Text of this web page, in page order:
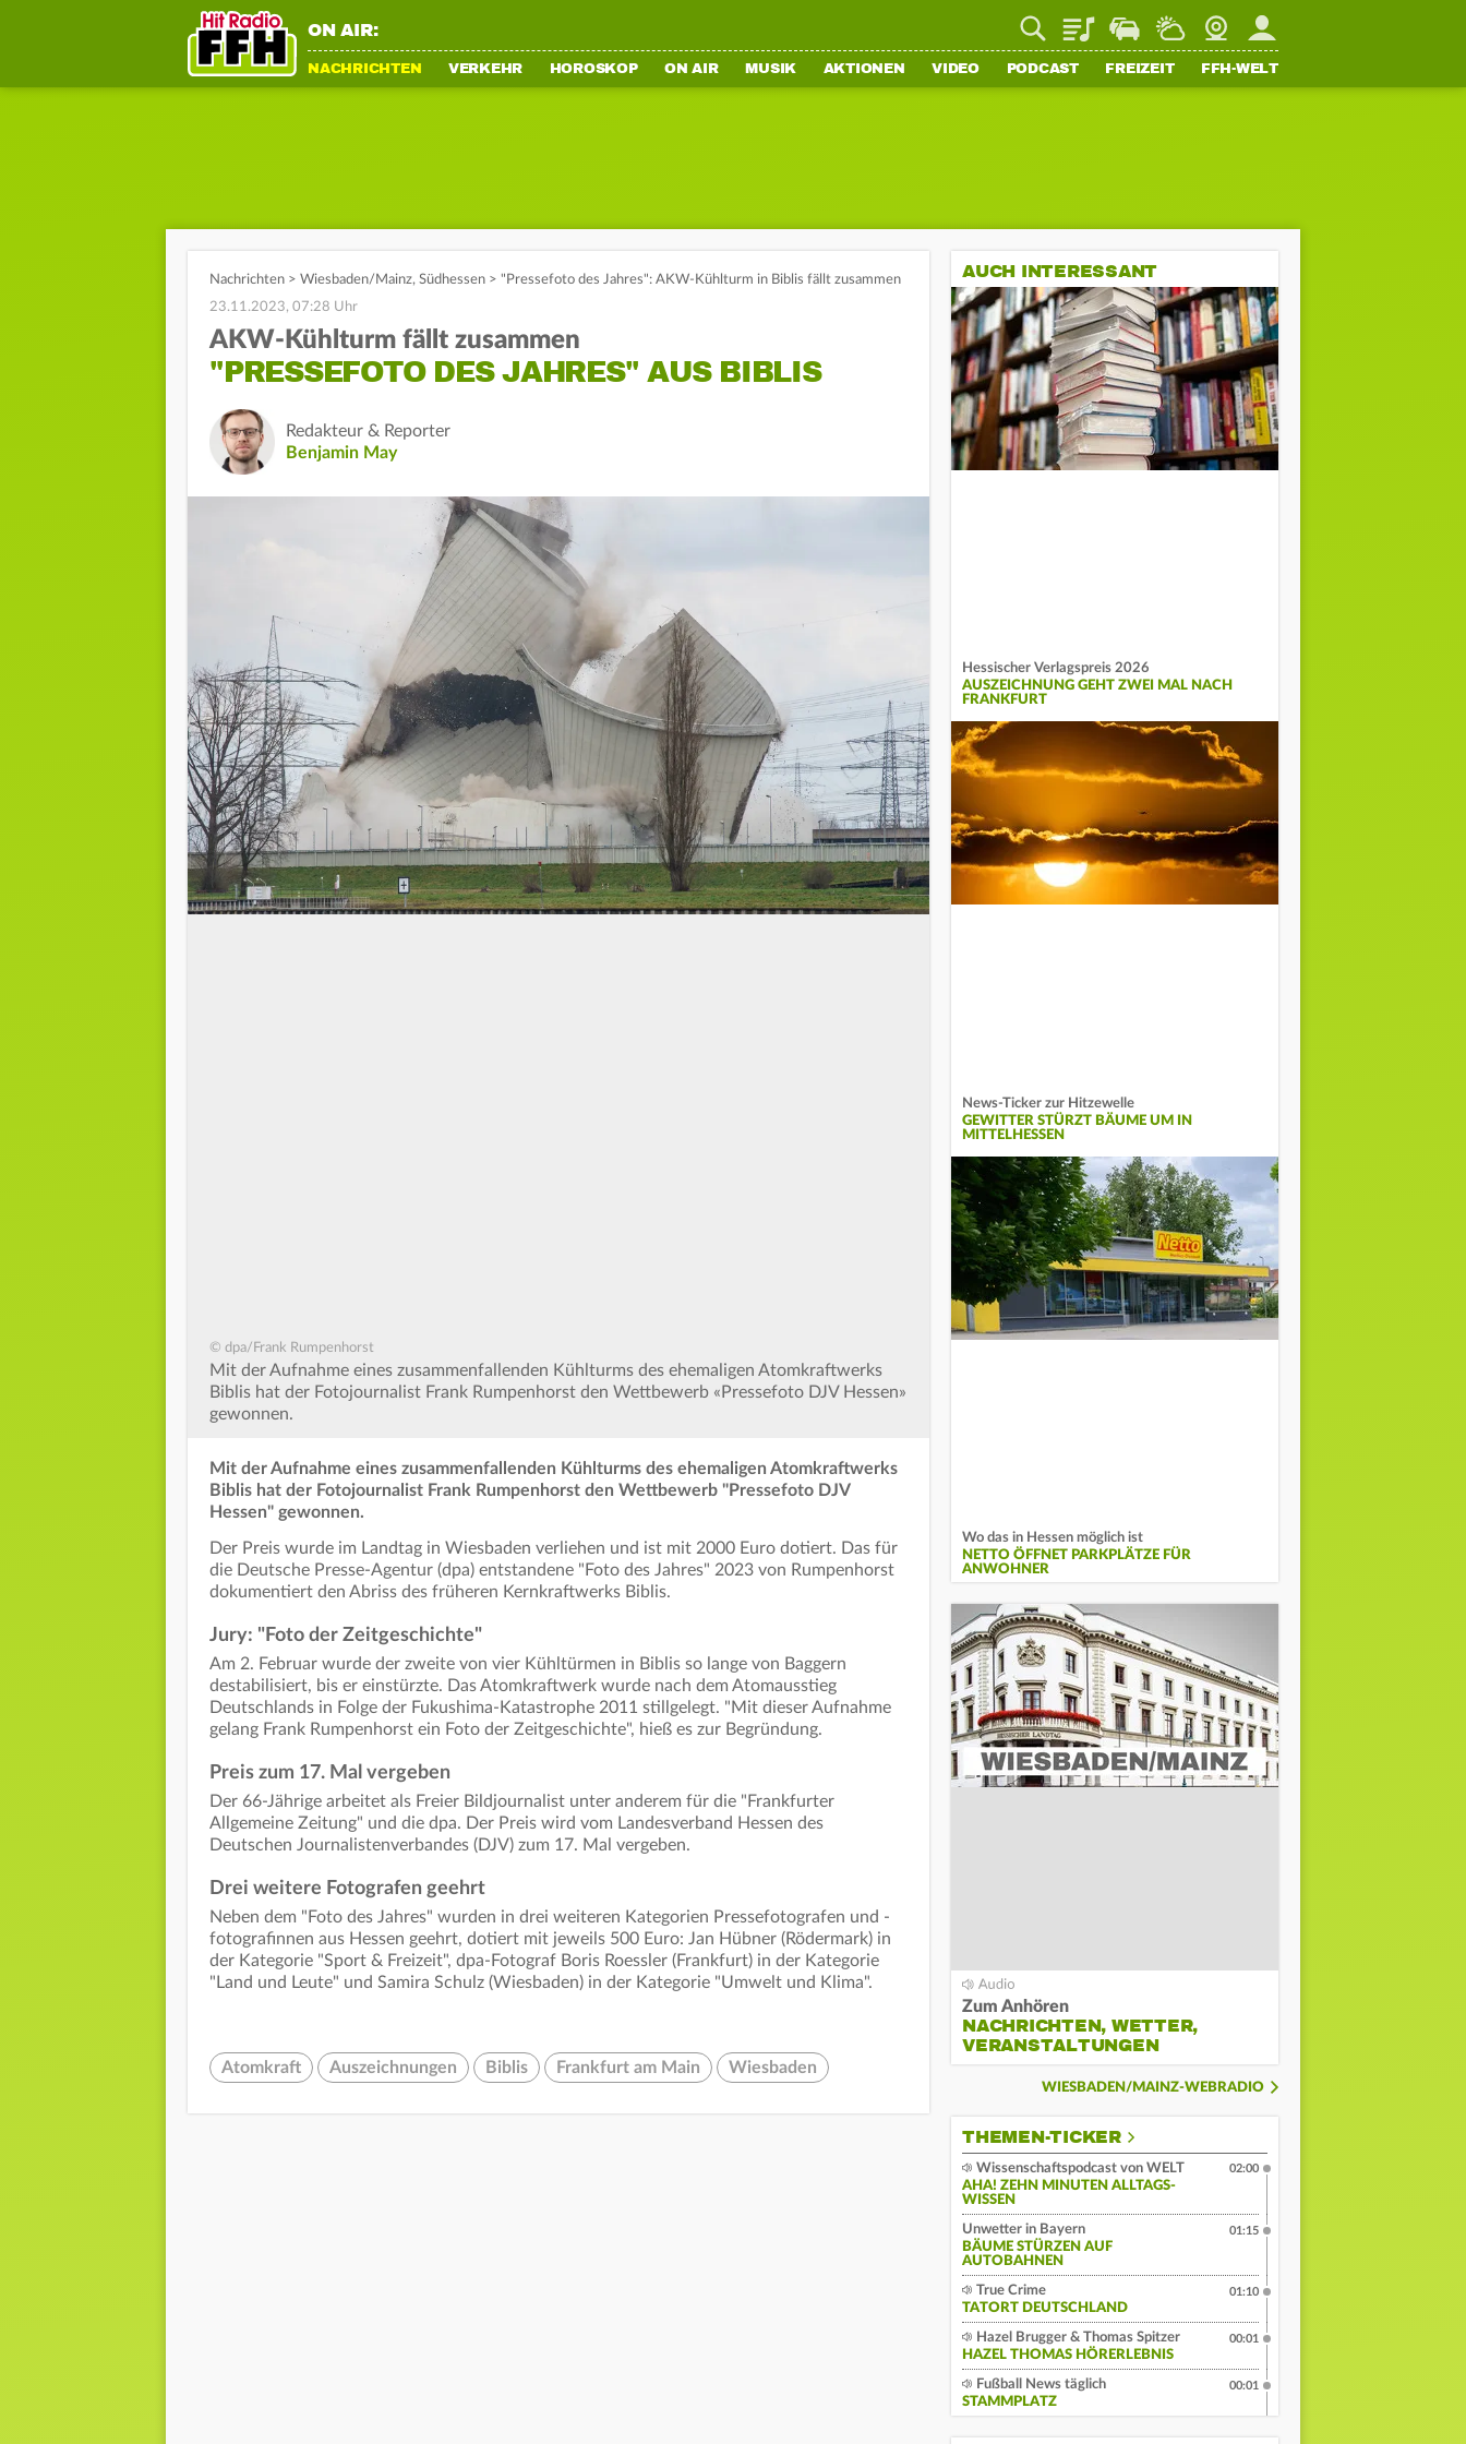
ON AIR: PlaylistStaupilotWetterWebcamMein FFH
NACHRICHTEN VERKEHR HOROSKOP ON AIR MUSIK AKTIONEN VIDEO PODCAST FREIZEIT FFH-WELT
Nachrichten > Wiesbaden/Mainz, Südhessen > "Pressefoto des Jahres": AKW-Kühlturm in Biblis fällt zusammen
23.11.2023, 07:28 Uhr
AKW-Kühlturm fällt zusammen
"PRESSEFOTO DES JAHRES" AUS BIBLIS
Redakteur & Reporter
Benjamin May
© dpa/Frank Rumpenhorst
Mit der Aufnahme eines zusammenfallenden Kühlturms des ehemaligen Atomkraftwerks
Biblis hat der Fotojournalist Frank Rumpenhorst den Wettbewerb «Pressefoto DJV Hessen»
gewonnen.
Mit der Aufnahme eines zusammenfallenden Kühlturms des ehemaligen Atomkraftwerks
Biblis hat der Fotojournalist Frank Rumpenhorst den Wettbewerb "Pressefoto DJV
Hessen" gewonnen.
Der Preis wurde im Landtag in Wiesbaden verliehen und ist mit 2000 Euro dotiert. Das für
die Deutsche Presse-Agentur (dpa) entstandene "Foto des Jahres" 2023 von Rumpenhorst
dokumentiert den Abriss des früheren Kernkraftwerks Biblis.
Jury: "Foto der Zeitgeschichte"
Am 2. Februar wurde der zweite von vier Kühltürmen in Biblis so lange von Baggern
destabilisiert, bis er einstürzte. Das Atomkraftwerk wurde nach dem Atomausstieg
Deutschlands in Folge der Fukushima-Katastrophe 2011 stillgelegt. "Mit dieser Aufnahme
gelang Frank Rumpenhorst ein Foto der Zeitgeschichte", hieß es zur Begründung.
Preis zum 17. Mal vergeben
Der 66-Jährige arbeitet als Freier Bildjournalist unter anderem für die "Frankfurter
Allgemeine Zeitung" und die dpa. Der Preis wird vom Landesverband Hessen des
Deutschen Journalistenverbandes (DJV) zum 17. Mal vergeben.
Drei weitere Fotografen geehrt
Neben dem "Foto des Jahres" wurden in drei weiteren Kategorien Pressefotografen und -
fotografinnen aus Hessen geehrt, dotiert mit jeweils 500 Euro: Jan Hübner (Rödermark) in
der Kategorie "Sport & Freizeit", dpa-Fotograf Boris Roessler (Frankfurt) in der Kategorie
"Land und Leute" und Samira Schulz (Wiesbaden) in der Kategorie "Umwelt und Klima".
Atomkraft Auszeichnungen Biblis Frankfurt am Main Wiesbaden
AUCH INTERESSANT
Hessischer Verlagspreis 2026
AUSZEICHNUNG GEHT ZWEI MAL NACH
FRANKFURT
News-Ticker zur Hitzewelle
GEWITTER STÜRZT BÄUME UM IN
MITTELHESSEN
Wo das in Hessen möglich ist
NETTO ÖFFNET PARKPLÄTZE FÜR
ANWOHNER
Zum Anhören
NACHRICHTEN, WETTER,
VERANSTALTUNGEN
WIESBADEN/MAINZ-WEBRADIO
THEMEN-TICKER
Wissenschaftspodcast von WELT
AHA! ZEHN MINUTEN ALLTAGS-
WISSEN
02:00
Unwetter in Bayern
BÄUME STÜRZEN AUF
AUTOBAHNEN
01:15
True Crime
TATORT DEUTSCHLAND
01:10
Hazel Brugger & Thomas Spitzer
HAZEL THOMAS HÖRERLEBNIS
00:01
Fußball News täglich
STAMMPLATZ
00:01